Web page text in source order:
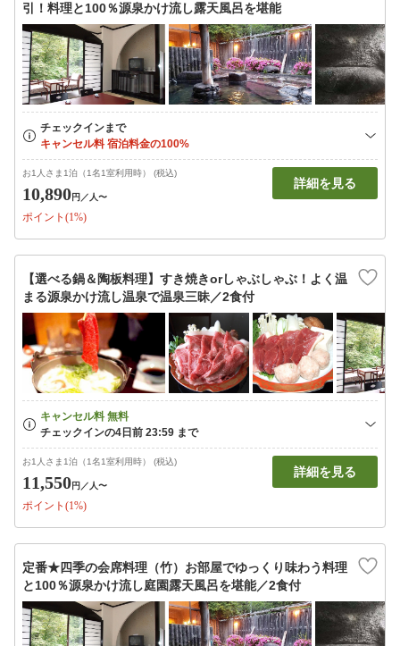
引！料理と100％源泉かけ流し露天風呂を堪能
お1人さま1泊（1名1室利用時） (税込)
10,890円 ／人〜
ポイント(1%)
詳細を見る
【選べる鍋＆陶板料理】すき焼きorしゃぶしゃぶ！よく温
まる源泉かけ流し温泉で温泉三昧／2食付
お1人さま1泊（1名1室利用時） (税込)
11,550円 ／人〜
ポイント(1%)
詳細を見る
定番★四季の会席料理（竹）お部屋でゆっくり味わう料理
と100％源泉かけ流し庭園露天風呂を堪能／2食付